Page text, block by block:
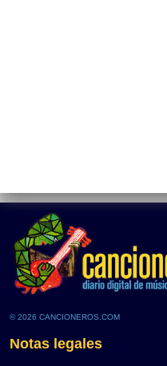
© 2026 CANCIONEROS.COM
Notas legales